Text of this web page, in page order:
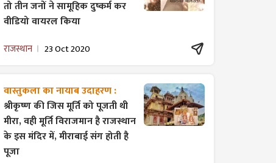
तो तीन जनों ने सामूहिक दुष्कर्म कर
वीडियो वायरल किया
राजस्थान 23 Oct 2020
वास्तुकला का नायाब उदाहरण :
श्रीकृष्ण की जिस मूर्ति को पूजती थी
मीरा, वही मूर्ति विराजमान है राजस्थान
के इस मंदिर में, मीराबाई संग होती है
पूजा